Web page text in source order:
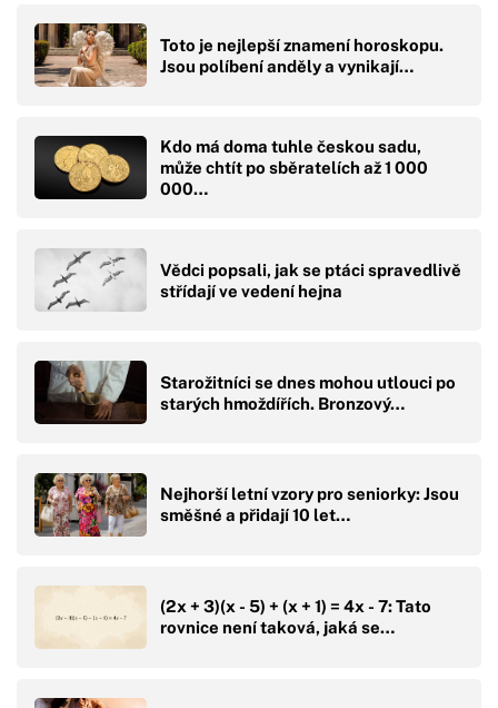
Toto je nejlepší znamení horoskopu.
Jsou políbení anděly a vynikají…
Kdo má doma tuhle českou sadu,
může chtít po sběratelích až 1 000
000…
Vědci popsali, jak se ptáci spravedlivě
střídají ve vedení hejna
Starožitníci se dnes mohou utlouci po
starých hmoždířích. Bronzový…
Nejhorší letní vzory pro seniorky: Jsou
směšné a přidají 10 let…
(2x + 3)(x - 5) + (x + 1) = 4x - 7: Tato
rovnice není taková, jaká se…